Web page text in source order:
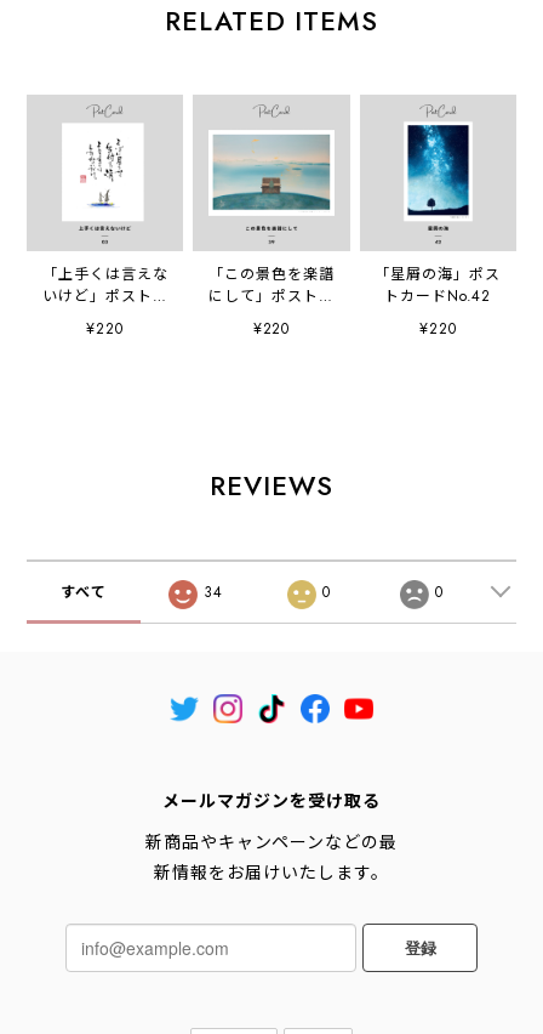
RELATED ITEMS
「上手くは言えな
いけど」ポストカ
ードNo.3
¥220
「この景色を楽譜
にして」ポストカ
ードNo.39
¥220
「星屑の海」ポス
トカードNo.42
¥220
REVIEWS
すべて 34 0 0
メールマガジンを受け取る
新商品やキャンペーンなどの最
新情報をお届けいたします。
登録